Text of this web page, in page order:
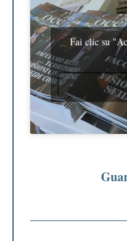
Fai clic su